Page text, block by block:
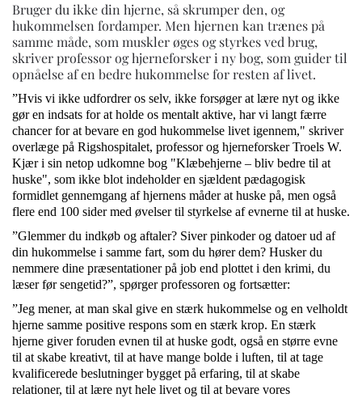
Bruger du ikke din hjerne, så skrumper den, og
hukommelsen fordamper. Men hjernen kan trænes på
samme måde, som muskler øges og styrkes ved brug,
skriver professor og hjerneforsker i ny bog, som guider til
opnåelse af en bedre hukommelse for resten af livet.
”Hvis vi ikke udfordrer os selv, ikke forsøger at lære nyt og ikke
gør en indsats for at holde os mentalt aktive, har vi langt færre
chancer for at bevare en god hukommelse livet igennem," skriver
overlæge på Rigshospitalet, professor og hjerneforsker Troels W.
Kjær i sin netop udkomne bog "Klæbehjerne – bliv bedre til at
huske", som ikke blot indeholder en sjældent pædagogisk
formidlet gennemgang af hjernens måder at huske på, men også
flere end 100 sider med øvelser til styrkelse af evnerne til at huske.
”Glemmer du indkøb og aftaler? Siver pinkoder og datoer ud af
din hukommelse i samme fart, som du hører dem? Husker du
nemmere dine præsentationer på job end plottet i den krimi, du
læser før sengetid?”, spørger professoren og fortsætter:
”Jeg mener, at man skal give en stærk hukommelse og en velholdt
hjerne samme positive respons som en stærk krop. En stærk
hjerne giver foruden evnen til at huske godt, også en større evne
til at skabe kreativt, til at have mange bolde i luften, til at tage
kvalificerede beslutninger bygget på erfaring, til at skabe
relationer, til at lære nyt hele livet og til at bevare vores